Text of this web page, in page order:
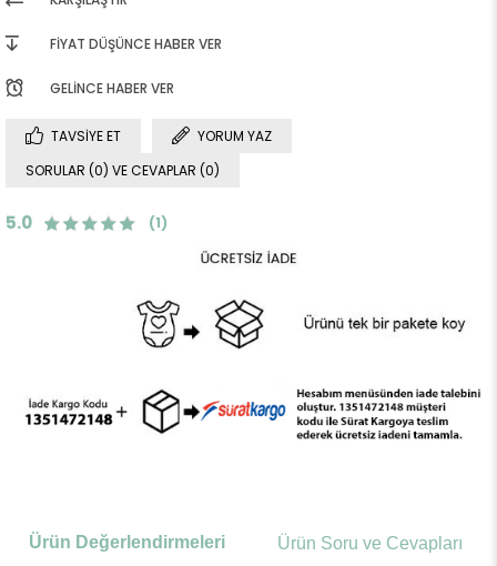
FIYAT DÜŞÜNCE HABER VER
GELINCE HABER VER
TAVSIYE ET
YORUM YAZ
SORULAR (0) VE CEVAPLAR (0)
5.0 (1)
Ürün Değerlendirmeleri Ürün Soru ve Cevapları